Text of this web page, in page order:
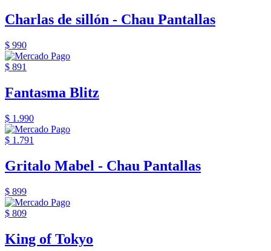
Charlas de sillón - Chau Pantallas
$ 990
$ 891
Fantasma Blitz
$ 1.990
$ 1.791
Gritalo Mabel - Chau Pantallas
$ 899
$ 809
King of Tokyo